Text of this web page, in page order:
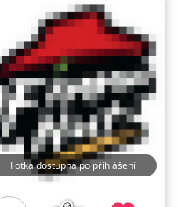
Fotka dostupná po přihlášení